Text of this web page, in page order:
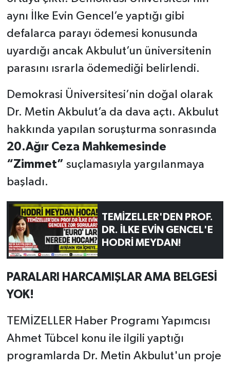
aynı İlke Evin Gencel’e yaptığı gibi
defalarca parayı ödemesi konusunda
uyardığı ancak Akbulut’un üniversitenin
parasını ısrarla ödemediği belirlendi.
Demokrasi Üniversitesi’nin doğal olarak
Dr. Metin Akbulut’a da dava açtı. Akbulut
hakkında yapılan soruşturma sonrasında
20.Ağır Ceza Mahkemesinde
“Zimmet” suçlamasıyla yargılanmaya
başladı.
TEMİZELLER'DEN PROF.
DR. İLKE EVİN GENCEL'E
HODRİ MEYDAN!
PARALARI HARCAMIŞLAR AMA BELGESİ
YOK!
TEMİZELLER Haber Programı Yapımcısı
Ahmet Tübcel konu ile ilgili yaptığı
programlarda Dr. Metin Akbulut'un proje